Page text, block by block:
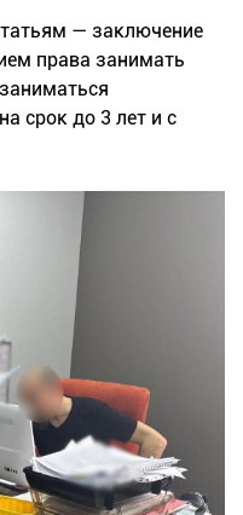
— заключение
права занимать
срок до 3 лет и с